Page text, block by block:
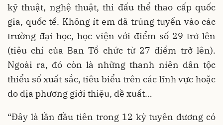
kỹ thuật, nghệ thuật, thi đấu thể thao cấp quốc
gia, quốc tế. Không ít em đã trúng tuyển vào các
trường đại học, học viện với điểm số 29 trở lên
(tiêu chí của Ban Tổ chức từ 27 điểm trở lên).
Ngoài ra, đó còn là những thanh niên dân tộc
thiểu số xuất sắc, tiêu biểu trên các lĩnh vực hoặc
do địa phương giới thiệu, đề xuất…
“Đây là lần đầu tiên trong 12 kỳ tuyên dương có